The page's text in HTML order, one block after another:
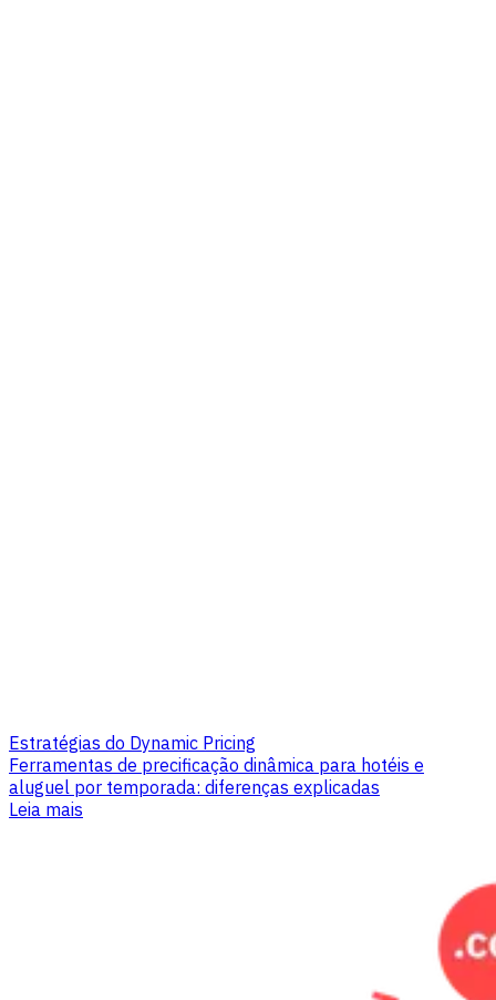
Estratégias do Dynamic Pricing
Ferramentas de precificação dinâmica para hotéis e
aluguel por temporada: diferenças explicadas
Leia mais